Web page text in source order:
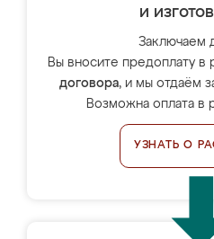
и
Заключаем
Вы вносите предоплату в
договора, и мы отдаём
Возможна оплата в
УЗНАТЬ О